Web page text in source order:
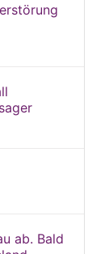
ab. Bald